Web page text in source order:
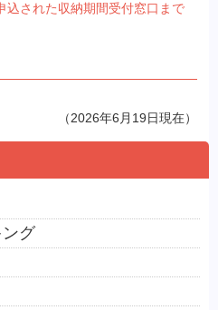
込された収納期間受付窓口まで
（2026年6月19日現在）
グ